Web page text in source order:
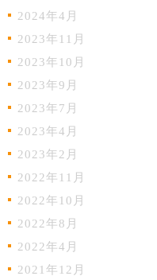
2024年4月
2023年11月
2023年10月
2023年9月
2023年7月
2023年4月
2023年2月
2022年11月
2022年10月
2022年8月
2022年4月
2021年12月